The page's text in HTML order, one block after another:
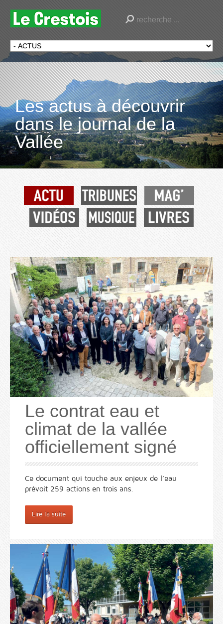
Les actus à découvrir
dans le journal de la
Vallée
Le contrat eau et
climat de la vallée
officiellement signé
Ce document qui touche aux enjeux de l’eau
prévoit 259 actions en trois ans.
Lire la suite